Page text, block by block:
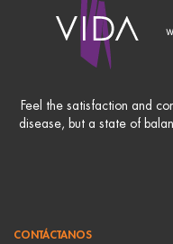
Feel the satisfaction and
disease, but a state of
CONTÁCTANOS